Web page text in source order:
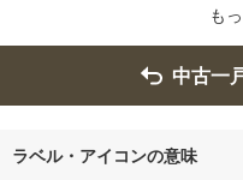
も
中古一
ラベル・アイコンの意味